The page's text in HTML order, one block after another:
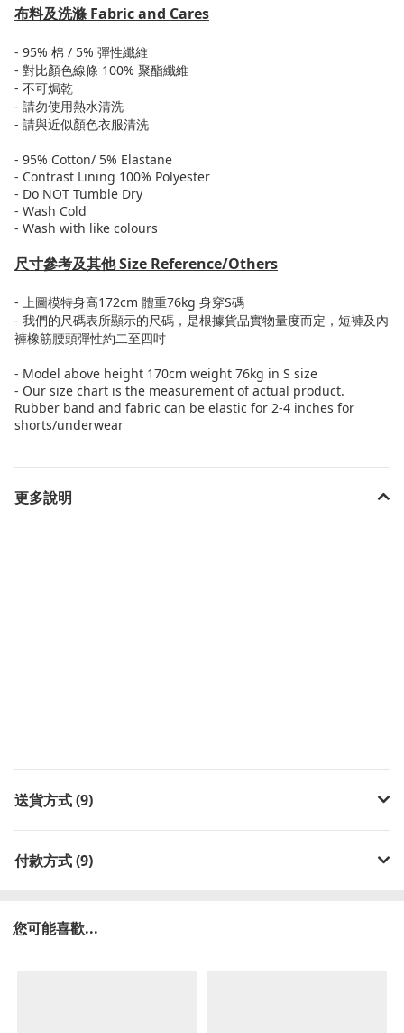
布料及洗滌 Fabric and Cares
- 95% 棉 / 5% 彈性纖維
- 對比顏色線條 100% 聚酯纖維
- 不可焗乾
- 請勿使用熱水清洗
- 請與近似顏色衣服清洗
- 95% Cotton/ 5% Elastane
- Contrast Lining 100% Polyester
- Do NOT Tumble Dry
- Wash Cold
- Wash with like colours
尺寸參考及其他Size Reference/Others
- 上圖模特身高172cm 體重76kg 身穿S碼
- 我們的尺碼表所顯示的尺碼，是根據貨品實物量度而定，短褲及內
褲橡筋腰頭彈性約二至四吋
- Model above height 170cm weight 76kg in S size
- Our size chart is the measurement of actual product.
Rubber band and fabric can be elastic for 2-4 inches for
shorts/underwear
更多說明
送貨方式 (9)
付款方式 (9)
您可能喜歡...